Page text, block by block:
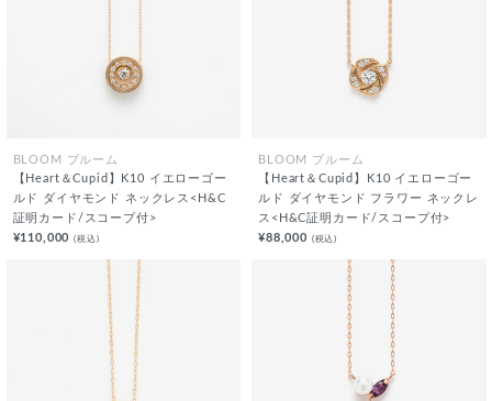
BLOOM ブルーム
【Heart＆Cupid】K10 イエローゴー
ルド ダイヤモンド ネックレス<H&C
証明カード/スコープ付>
¥110,000(税込)
BLOOM ブルーム
【Heart＆Cupid】K10 イエローゴー
ルド ダイヤモンド フラワー ネックレ
ス<H&C証明カード/スコープ付>
¥88,000 (税込)